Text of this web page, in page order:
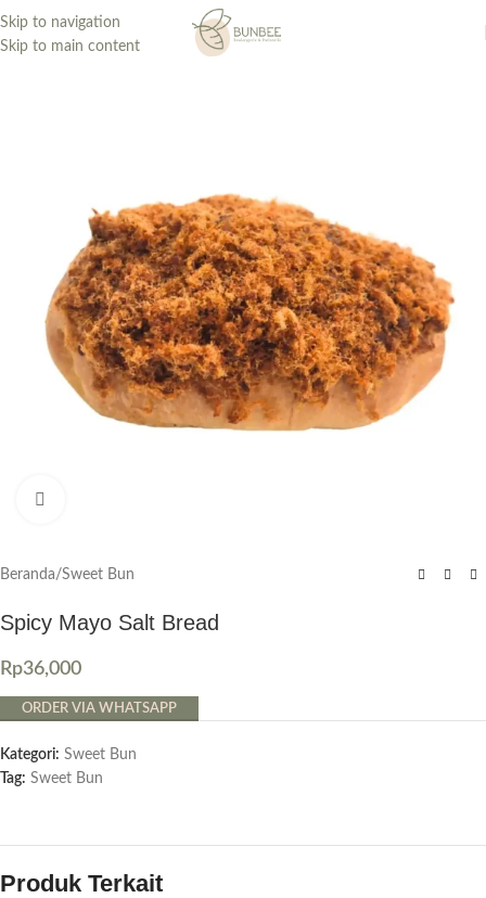
Skip to navigation
Skip to main content
Beranda/Sweet Bun
Spicy Mayo Salt Bread
Rp36,000
ORDER VIA WHATSAPP
Kategori: Sweet Bun
Tag: Sweet Bun
Produk Terkait